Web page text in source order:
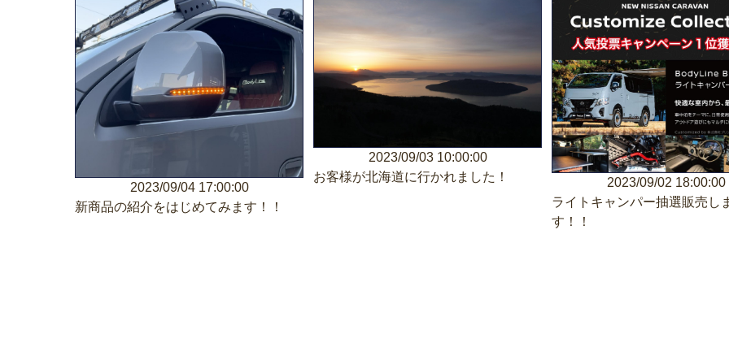
2023/09/04 17:00:00
新商品の紹介をはじめてみます！！
2023/09/03 10:00:00
お客様が北海道に行かれました！
2023/09/02 18:00:00
ライトキャンパー抽選販売し
す！！